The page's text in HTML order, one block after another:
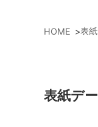
HOME >表
表紙デ